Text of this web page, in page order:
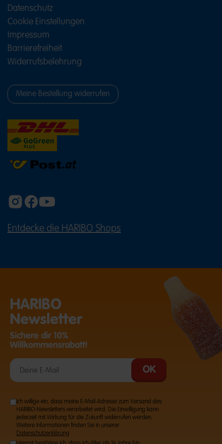
Datenschutz
Cookie Einstellungen
Impressum
Barrierefreiheit
Widerrufsbelehrung
Meine Bestellung widerrufen
Entdecke die HARIBO Shops
HARIBO
Newsletter
Sichere dir 10%
Willkommensrabatt!
Ich willige ein, dass meine E-Mail-Adresse zum Versand des
HARIBO-Newsletters verarbeitet wird. Die Einwilligung kann
jederzeit mit Wirkung für die Zukunft widerrufen werden.
Weitere Informationen finden Sie in unserer
Datenschutzerklärung